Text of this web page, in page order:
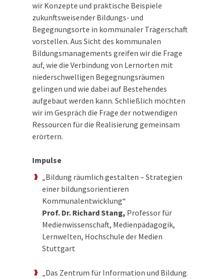
wir Konzepte und praktische Beispiele
zukunftsweisender Bildungs- und
Begegnungsorte in kommunaler Trägerschaft
vorstellen. Aus Sicht des kommunalen
Bildungsmanagements greifen wir die Frage
auf, wie die Verbindung von Lernorten mit
niederschwelligen Begegnungsräumen
gelingen und wie dabei auf Bestehendes
aufgebaut werden kann. Schließlich möchten
wir im Gespräch die Frage der notwendigen
Ressourcen für die Realisierung gemeinsam
erörtern.
Impulse
„Bildung räumlich gestalten – Strategien
einer bildungsorientieren
Kommunalentwicklung“
Prof. Dr. Richard Stang, Professor für
Medienwissenschaft, Medienpädagogik,
Lernwelten, Hochschule der Medien
Stuttgart
„Das Zentrum für Information und Bildung